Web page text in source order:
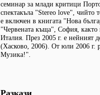
семинар за млади критици
спектакъла "Stereo love", чийто
е включен в книгата "Нова
"Червената къща", София,
Италия. През 2005 г. е нейният
(Хасково, 2006). От юли 2006 г.
Музика!".
Разкази